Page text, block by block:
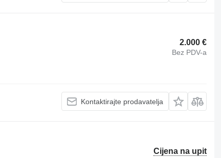
2.000 €
Bez PDV-a
Kontaktirajte prodavatelja
Cijena na upit